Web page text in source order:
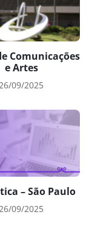
Comunicações
e Artes
09/2025
– São Paulo
26/09/2025